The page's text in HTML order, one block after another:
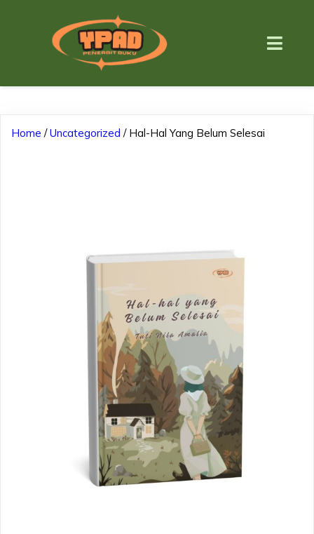
Home /Uncategorized / Hal-Hal Yang Belum Selesai